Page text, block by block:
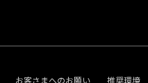
お客さまへのお願い 推奨環境